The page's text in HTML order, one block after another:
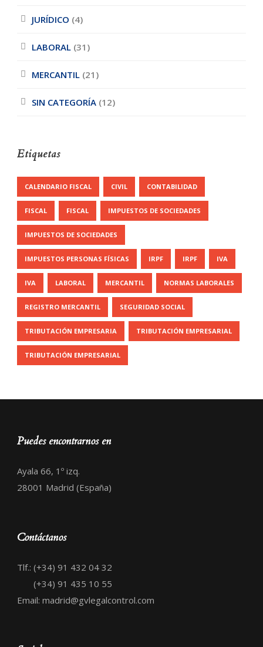
JURÍDICO (4)
LABORAL (31)
MERCANTIL (21)
SIN CATEGORÍA (12)
Etiquetas
CALENDARIO FISCAL CIVIL CONTABILIDAD
FISCAL FISCAL IMPUESTOS DE SOCIEDADES
IMPUESTOS DE SOCIEDADES
IMPUESTOS PERSONAS FÍSICAS IRPF IRPF IVA
IVA LABORAL MERCANTIL NORMAS LABORALES
REGISTRO MERCANTIL SEGURIDAD SOCIAL
TRIBUTACIÓN EMPRESARIA TRIBUTACIÓN EMPRESARIAL
TRIBUTACIÓN EMPRESARIAL
Puedes encontrarnos en
Ayala 66, 1º izq.
28001 Madrid (España)
Contáctanos
Tlf.: (+34) 91 432 04 32
(+34) 91 435 10 55
Email: madrid@gvlegalcontrol.com